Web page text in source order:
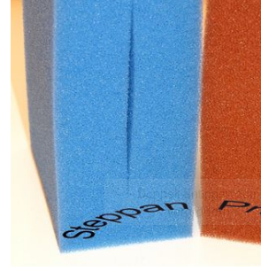
Doppelt antippen zum
vergrößern